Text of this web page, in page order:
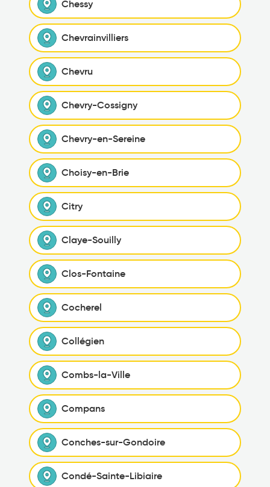
Chessy
Chevrainvilliers
Chevru
Chevry-Cossigny
Chevry-en-Sereine
Choisy-en-Brie
Citry
Claye-Souilly
Clos-Fontaine
Cocherel
Collégien
Combs-la-Ville
Compans
Conches-sur-Gondoire
Condé-Sainte-Libiaire